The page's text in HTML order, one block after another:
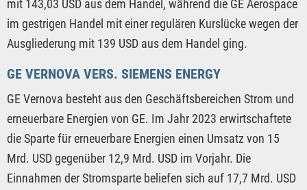
mit 143,03 USD aus dem Handel, während die GE Aerospace
im gestrigen Handel mit einer regulären Kurslücke wegen der
Ausgliederung mit 139 USD aus dem Handel ging.
GE VERNOVA VERS. SIEMENS ENERGY
GE Vernova besteht aus den Geschäftsbereichen Strom und
erneuerbare Energien von GE. Im Jahr 2023 erwirtschaftete
die Sparte für erneuerbare Energien einen Umsatz von 15
Mrd. USD gegenüber 12,9 Mrd. USD im Vorjahr. Die
Einnahmen der Stromsparte beliefen sich auf 17,7 Mrd. USD